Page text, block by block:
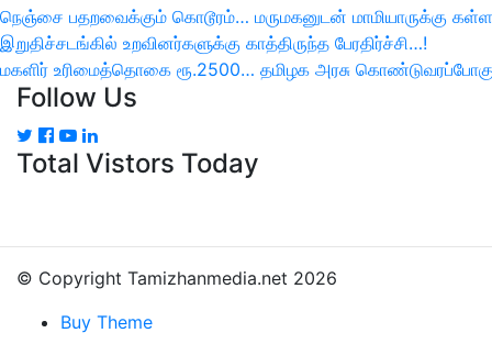
இடுகை
பட்டியல்
Previous
Post
நெஞ்சை பதறவைக்கும் கொடூரம்… மருமகனுடன் மாமியாருக்கு
இறுதிச்சடங்கில் உறவினர்களுக்கு காத்திருந்த பேரதிர்ச்சி…!
Next
Post
மகளிர் உரிமைத்தொகை ரூ.2500… தமிழக அரசு
Follow Us
Total Vistors Today
© Copyright Tamizhanmedia.net 2026
Buy Theme